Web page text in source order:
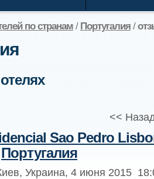
по странам / Португалия /
<<
Sao Pedro
Португалия
Украина, 4 июня 2015